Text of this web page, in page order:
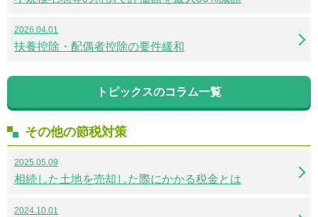
2026.04.01
扶養控除・配偶者控除の要件緩和
トピックスのコラム一覧
その他の節税対策
2025.05.09
相続した土地を売却した際にかかる税金とは
2024.10.01